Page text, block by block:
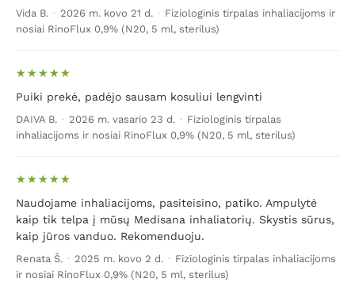
Vida B. · 2026 m. kovo 21 d. · Fiziologinis tirpalas inhaliacijoms ir
nosiai RinoFlux 0,9% (N20, 5 ml, sterilus)
Puiki prekė, padėjo sausam kosuliui lengvinti
DAIVA B. · 2026 m. vasario 23 d. · Fiziologinis tirpalas
inhaliacijoms ir nosiai RinoFlux 0,9% (N20, 5 ml, sterilus)
Naudojame inhaliacijoms, pasiteisino, patiko. Ampulytė
kaip tik telpa į mūsų Medisana inhaliatorių. Skystis sūrus,
kaip jūros vanduo. Rekomenduoju.
Renata Š. · 2025 m. kovo 2 d. · Fiziologinis tirpalas inhaliacijoms
ir nosiai RinoFlux 0,9% (N20, 5 ml, sterilus)